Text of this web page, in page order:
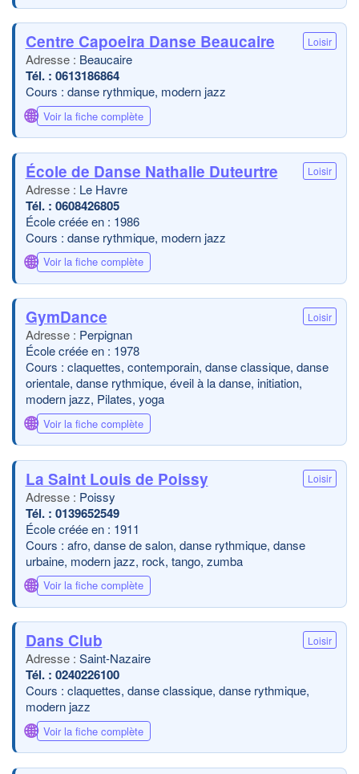
Centre Capoeira Danse Beaucaire Loisir
Beaucaire
0613186864
Cours : danse rythmique, modern jazz
🌐 Voir la fiche complète
École de Danse Nathalie Duteurtre Loisir
Le Havre
0608426805
École créée en : 1986
Cours : danse rythmique, modern jazz
🌐 Voir la fiche complète
GymDance Loisir
Perpignan
École créée en : 1978
Cours : claquettes, contemporain, danse classique, danse
orientale, danse rythmique, éveil à la danse, initiation,
modern jazz, Pilates, yoga
🌐 Voir la fiche complète
La Saint Louis de Poissy Loisir
Poissy
0139652549
École créée en : 1911
Cours : afro, danse de salon, danse rythmique, danse
urbaine, modern jazz, rock, tango, zumba
🌐 Voir la fiche complète
Dans Club Loisir
Saint-Nazaire
0240226100
Cours : claquettes, danse classique, danse rythmique,
modern jazz
🌐 Voir la fiche complète